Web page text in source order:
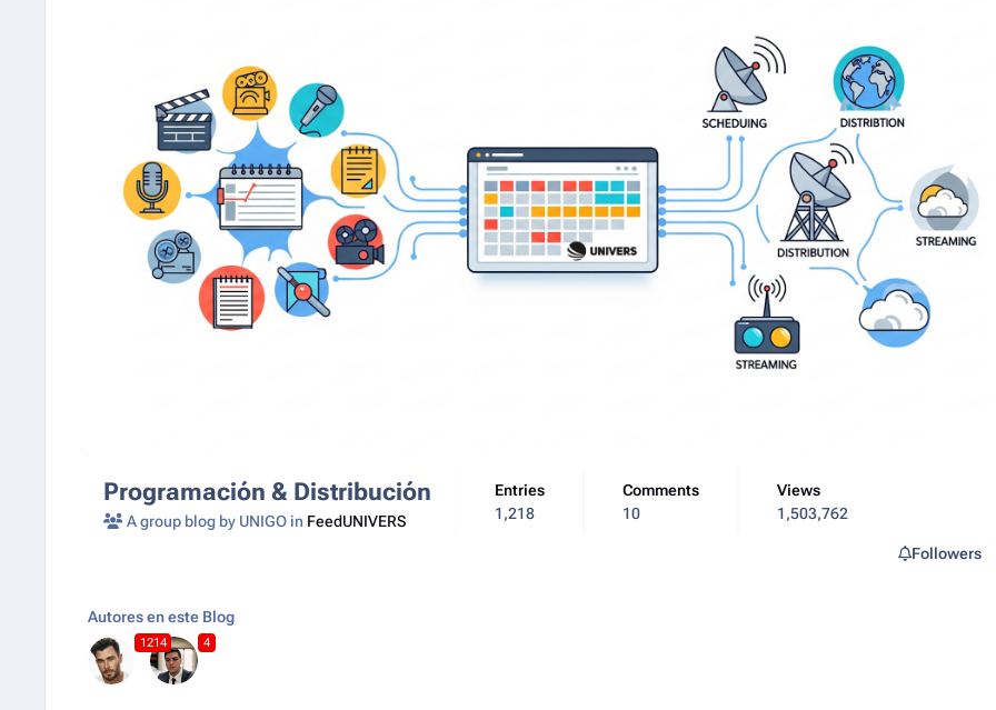
Programación & Distribución
A group blog by UNIGO in FeedUNIVERS
Entries
1,218
Comments
10
Views
1,503,762
Followers
Autores en este Blog
1214 4